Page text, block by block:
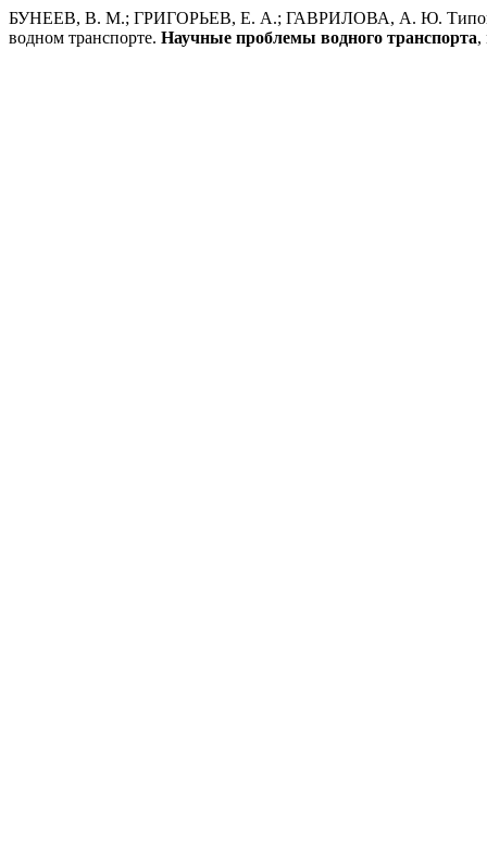
БУНЕЕВ, В. М.; ГРИГОРЬЕВ, Е. А.; ГАВРИЛОВА, А. Ю. Типовые
водном транспорте. Научные проблемы водного транспорта,